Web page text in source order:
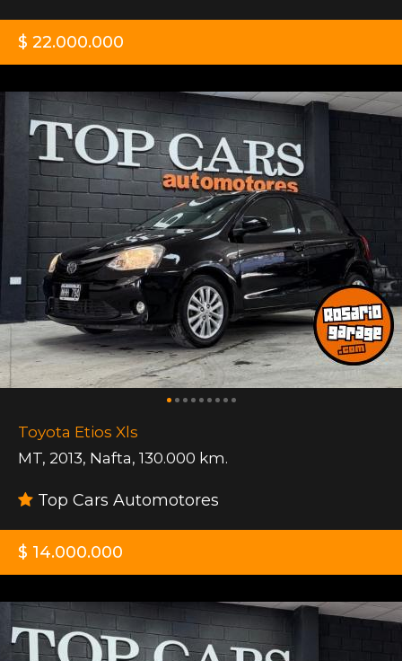
$ 22.000.000
Toyota Etios Xls
MT, 2013, Nafta, 130.000 km.
Top Cars Automotores
$ 14.000.000